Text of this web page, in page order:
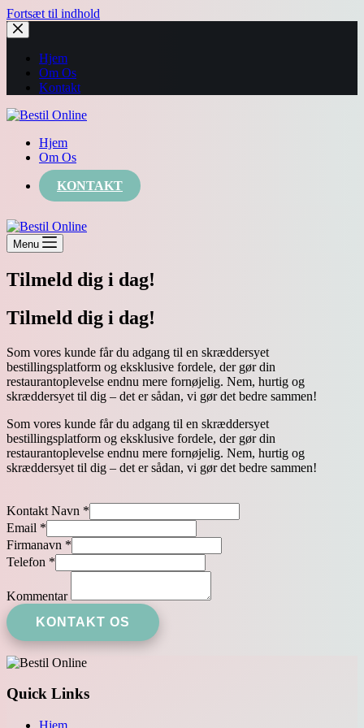
Fortsæt til indhold
Hjem
Om Os
Kontakt
Hjem
Om Os
KONTAKT
Menu
Tilmeld dig i dag!
Tilmeld dig i dag!
Som vores kunde får du adgang til en skræddersyet
bestillingsplatform og eksklusive fordele, der gør din
restaurantoplevelse endnu mere fornøjelig. Nem, hurtig og
skræddersyet til dig – det er sådan, vi gør det bedre sammen!
Som vores kunde får du adgang til en skræddersyet
bestillingsplatform og eksklusive fordele, der gør din
restaurantoplevelse endnu mere fornøjelig. Nem, hurtig og
skræddersyet til dig – det er sådan, vi gør det bedre sammen!
Kontakt Navn *
Email *
Firmanavn *
Firmanavn
Kommentar
Telefon *
Kommentar
KONTAKT OS
Quick Links